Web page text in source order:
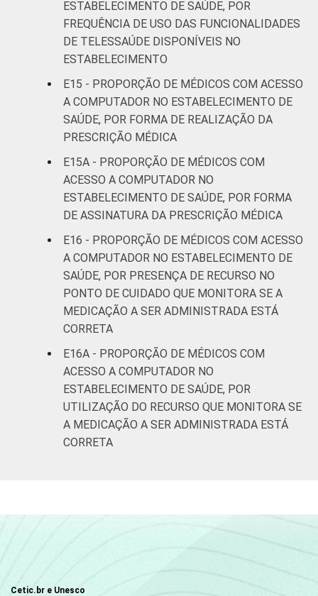
ESTABELECIMENTO DE SAÚDE, POR
FREQUÊNCIA DE USO DAS FUNCIONALIDADES
DE TELESSAÚDE DISPONÍVEIS NO
ESTABELECIMENTO
E15 - PROPORÇÃO DE MÉDICOS COM ACESSO
A COMPUTADOR NO ESTABELECIMENTO DE
SAÚDE, POR FORMA DE REALIZAÇÃO DA
PRESCRIÇÃO MÉDICA
E15A - PROPORÇÃO DE MÉDICOS COM
ACESSO A COMPUTADOR NO
ESTABELECIMENTO DE SAÚDE, POR FORMA
DE ASSINATURA DA PRESCRIÇÃO MÉDICA
E16 - PROPORÇÃO DE MÉDICOS COM ACESSO
A COMPUTADOR NO ESTABELECIMENTO DE
SAÚDE, POR PRESENÇA DE RECURSO NO
PONTO DE CUIDADO QUE MONITORA SE A
MEDICAÇÃO A SER ADMINISTRADA ESTÁ
CORRETA
E16A - PROPORÇÃO DE MÉDICOS COM
ACESSO A COMPUTADOR NO
ESTABELECIMENTO DE SAÚDE, POR
UTILIZAÇÃO DO RECURSO QUE MONITORA SE
A MEDICAÇÃO A SER ADMINISTRADA ESTÁ
CORRETA
Cetic.br e Unesco